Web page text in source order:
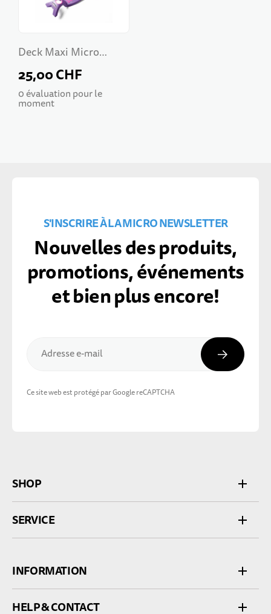
Deck Maxi Micro
Deluxe
25,00 CHF
0 évaluation pour le
moment
Adresse e-mail
Ce site web est protégé par Google reCAPTCHA
S'INSCRIRE À LA MICRO NEWSLETTER
Nouvelles des produits,
promotions, événements
et bien plus encore!
SHOP
SERVICE
INFORMATION
HELP & CONTACT